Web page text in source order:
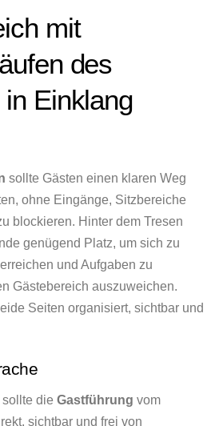
mit
des
Einklang
sollte Gästen einen klaren Weg
ohne Eingänge, Sitzbereiche
blockieren. Hinter dem Tresen
genügend Platz, um sich zu
und Aufgaben zu
Gästebereich auszuweichen.
Seiten organisiert, sichtbar und
sollte dieGastführung vom
sichtbar und frei von